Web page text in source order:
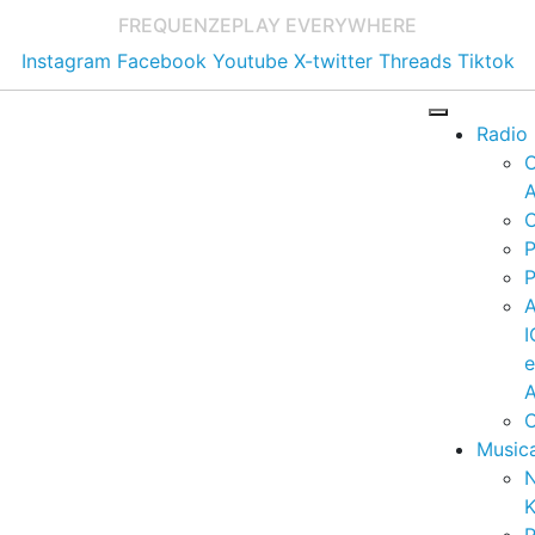
FREQUENZEPLAY EVERYWHERE
Instagram Facebook Youtube X-twitter Threads Tiktok
Radio
e